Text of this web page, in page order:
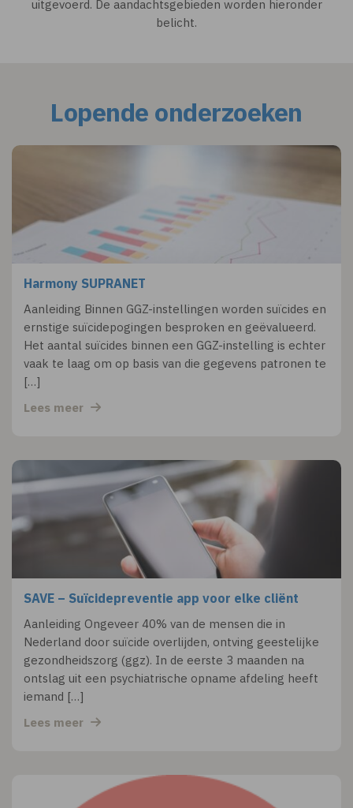
uitgevoerd. De aandachtsgebieden worden hieronder
belicht.
Lopende onderzoeken
Harmony SUPRANET
Aanleiding Binnen GGZ-instellingen worden suïcides en
ernstige suïcidepogingen besproken en geëvalueerd.
Het aantal suïcides binnen een GGZ-instelling is echter
vaak te laag om op basis van die gegevens patronen te
[…]
Lees meer
SAVE – Suïcidepreventie app voor elke cliënt
Aanleiding Ongeveer 40% van de mensen die in
Nederland door suïcide overlijden, ontving geestelijke
gezondheidszorg (ggz). In de eerste 3 maanden na
ontslag uit een psychiatrische opname afdeling heeft
iemand […]
Lees meer